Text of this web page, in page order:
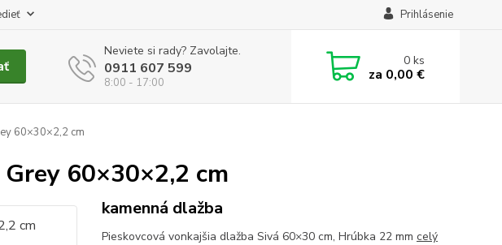
Prihlásenie
Neviete si rady? Zavolajte.
0911 607 599
8:00 - 17:00
0ks
za 0,00 €
60×30×2,2 cm
60×30×2,2 cm
kamenná dlažba
Pieskovcová vonkajšia dlažba Sivá 60×30 cm, Hrúbka 22 mm celý